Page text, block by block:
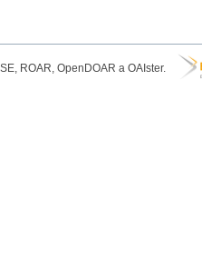
ROAR, OpenDOAR a OAIster.